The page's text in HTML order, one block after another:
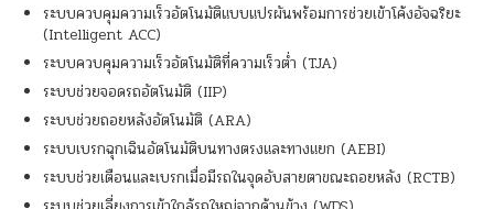
ระบบควบคุมความเร็วอัตโนมัติแบบแปรผันพร้อมการช่วยเข้าโค้งอัจฉริยะ
(Intelligent ACC)
ระบบควบคุมความเร็วอัตโนมัติที่ความเร็วต่ำ (TJA)
ระบบช่วยจอดรถอัตโนมัติ (IIP)
ระบบช่วยถอยหลังอัตโนมัติ (ARA)
ระบบเบรกฉุกเฉินอัตโนมัติบนทางตรงและทางแยก (AEBI)
ระบบช่วยเตือนและเบรกเมื่อมีรถในจุดอับสายตาขณะถอยหลัง (RCTB)